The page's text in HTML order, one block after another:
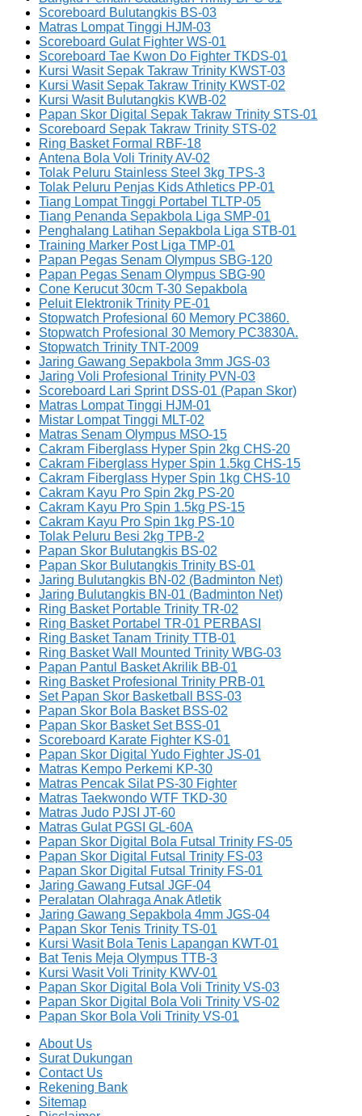
Scoreboard Bulutangkis BS-03
Matras Lompat Tinggi HJM-03
Scoreboard Gulat Fighter WS-01
Scoreboard Tae Kwon Do Fighter TKDS-01
Kursi Wasit Sepak Takraw Trinity KWST-03
Kursi Wasit Sepak Takraw Trinity KWST-02
Kursi Wasit Bulutangkis KWB-02
Papan Skor Digital Sepak Takraw Trinity STS-01
Scoreboard Sepak Takraw Trinity STS-02
Ring Basket Formal RBF-18
Antena Bola Voli Trinity AV-02
Tolak Peluru Stainless Steel 3kg TPS-3
Tolak Peluru Penjas Kids Athletics PP-01
Tiang Lompat Tinggi Portabel TLTP-05
Tiang Penanda Sepakbola Liga SMP-01
Penghalang Latihan Sepakbola Liga STB-01
Training Marker Post Liga TMP-01
Papan Pegas Senam Olympus SBG-120
Papan Pegas Senam Olympus SBG-90
Cone Kerucut 30cm T-30 Sepakbola
Peluit Elektronik Trinity PE-01
Stopwatch Profesional 60 Memory PC3860.
Stopwatch Profesional 30 Memory PC3830A.
Stopwatch Trinity TNT-2009
Jaring Gawang Sepakbola 3mm JGS-03
Jaring Voli Profesional Trinity PVN-03
Scoreboard Lari Sprint DSS-01 (Papan Skor)
Matras Lompat Tinggi HJM-01
Mistar Lompat Tinggi MLT-02
Matras Senam Olympus MSO-15
Cakram Fiberglass Hyper Spin 2kg CHS-20
Cakram Fiberglass Hyper Spin 1.5kg CHS-15
Cakram Fiberglass Hyper Spin 1kg CHS-10
Cakram Kayu Pro Spin 2kg PS-20
Cakram Kayu Pro Spin 1.5kg PS-15
Cakram Kayu Pro Spin 1kg PS-10
Tolak Peluru Besi 2kg TPB-2
Papan Skor Bulutangkis BS-02
Papan Skor Bulutangkis Trinity BS-01
Jaring Bulutangkis BN-02 (Badminton Net)
Jaring Bulutangkis BN-01 (Badminton Net)
Ring Basket Portable Trinity TR-02
Ring Basket Portabel TR-01 PERBASI
Ring Basket Tanam Trinity TTB-01
Ring Basket Wall Mounted Trinity WBG-03
Papan Pantul Basket Akrilik BB-01
Ring Basket Profesional Trinity PRB-01
Set Papan Skor Basketball BSS-03
Papan Skor Bola Basket BSS-02
Papan Skor Basket Set BSS-01
Scoreboard Karate Fighter KS-01
Papan Skor Digital Yudo Fighter JS-01
Matras Kempo Perkemi KP-30
Matras Pencak Silat PS-30 Fighter
Matras Taekwondo WTF TKD-30
Matras Judo PJSI JT-60
Matras Gulat PGSI GL-60A
Papan Skor Digital Bola Futsal Trinity FS-05
Papan Skor Digital Futsal Trinity FS-03
Papan Skor Digital Futsal Trinity FS-01
Jaring Gawang Futsal JGF-04
Peralatan Olahraga Anak Atletik
Jaring Gawang Sepakbola 4mm JGS-04
Papan Skor Tenis Trinity TS-01
Kursi Wasit Bola Tenis Lapangan KWT-01
Bat Tenis Meja Olympus TTB-3
Kursi Wasit Voli Trinity KWV-01
Papan Skor Digital Bola Voli Trinity VS-03
Papan Skor Digital Bola Voli Trinity VS-02
Papan Skor Bola Voli Trinity VS-01
About Us
Surat Dukungan
Contact Us
Rekening Bank
Sitemap